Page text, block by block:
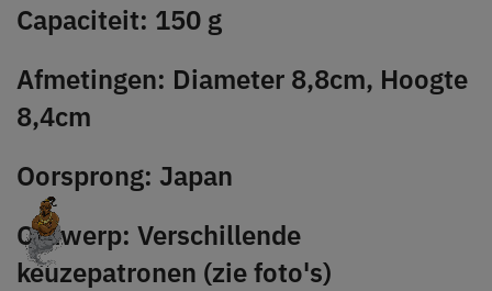
Capaciteit: 150 g
Afmetingen: Diameter 8,8cm, Hoogte
8,4cm
Oorsprong: Japan
Ontwerp: Verschillende
keuzepatronen (zie foto's)